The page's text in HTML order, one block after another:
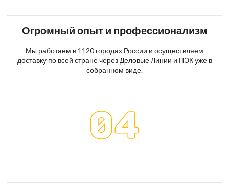
Огромный опыт и профессионализм
Мы работаем в 1120 городах России и осуществляем
доставку по всей стране через Деловые Линии и ПЭК уже в
собранном виде.